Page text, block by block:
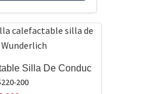
Silla De Conduc
200